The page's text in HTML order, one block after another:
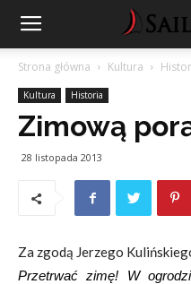
Strona główna Kultura
Kultura Historia
Zimową
28 listopada 2013
Za zgodą Jerzego
Przetrwać zimę! W